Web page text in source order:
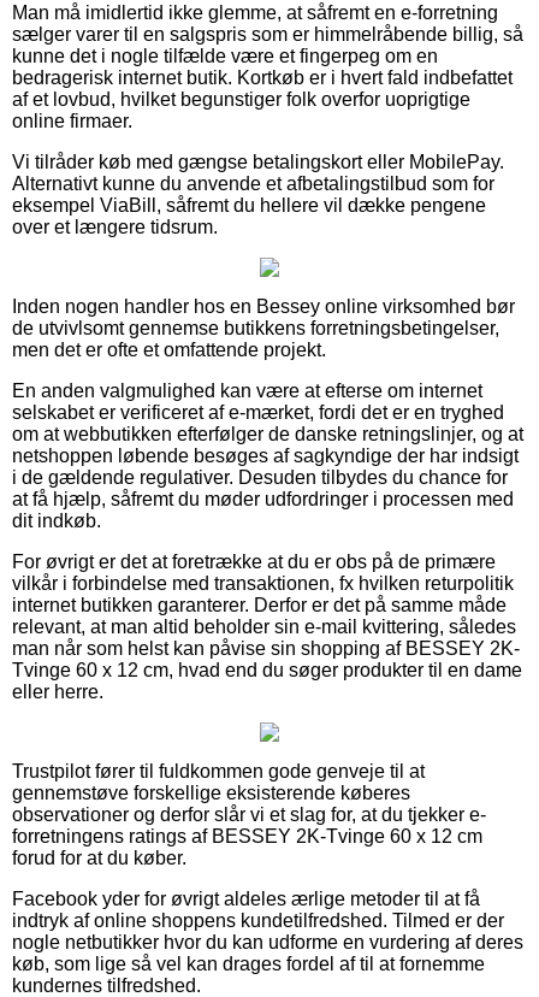
Man må imidlertid ikke glemme, at såfremt en e-forretning
sælger varer til en salgspris som er himmelråbende billig, så
kunne det i nogle tilfælde være et fingerpeg om en
bedragerisk internet butik. Kortkøb er i hvert fald indbefattet
af et lovbud, hvilket begunstiger folk overfor uoprigtige
online firmaer.
Vi tilråder køb med gængse betalingskort eller MobilePay.
Alternativt kunne du anvende et afbetalingstilbud som for
eksempel ViaBill, såfremt du hellere vil dække pengene
over et længere tidsrum.
Inden nogen handler hos en Bessey online virksomhed bør
de utvivlsomt gennemse butikkens forretningsbetingelser,
men det er ofte et omfattende projekt.
En anden valgmulighed kan være at efterse om internet
selskabet er verificeret af e-mærket, fordi det er en tryghed
om at webbutikken efterfølger de danske retningslinjer, og at
netshoppen løbende besøges af sagkyndige der har indsigt
i de gældende regulativer. Desuden tilbydes du chance for
at få hjælp, såfremt du møder udfordringer i processen med
dit indkøb.
For øvrigt er det at foretrække at du er obs på de primære
vilkår i forbindelse med transaktionen, fx hvilken returpolitik
internet butikken garanterer. Derfor er det på samme måde
relevant, at man altid beholder sin e-mail kvittering, således
man når som helst kan påvise sin shopping af BESSEY 2K-
Tvinge 60 x 12 cm, hvad end du søger produkter til en dame
eller herre.
Trustpilot fører til fuldkommen gode genveje til at
gennemstøve forskellige eksisterende køberes
observationer og derfor slår vi et slag for, at du tjekker e-
forretningens ratings af BESSEY 2K-Tvinge 60 x 12 cm
forud for at du køber.
Facebook yder for øvrigt aldeles ærlige metoder til at få
indtryk af online shoppens kundetilfredshed. Tilmed er der
nogle netbutikker hvor du kan udforme en vurdering af deres
køb, som lige så vel kan drages fordel af til at fornemme
kundernes tilfredshed.